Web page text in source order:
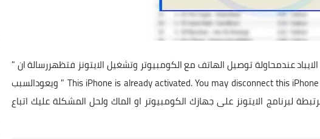
عندمحاولة توصيل الهاتف مع الكومبيوتر وتشغيل الايتونز فتظهررسالة ان "
الهاتف تم تفعيله مسبقاً يمكنك فصل الهاتف " This iPhone is already activated. You may disconnect this iPhone now " ويعودالسبب
لبرنامج الايتونز على جهازك الكومبيوتر او الماك ولحل المشكلة عليك اتباع